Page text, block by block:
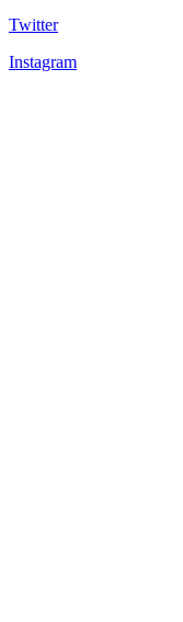
Twitter
Instagram